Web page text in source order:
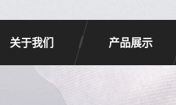
关于我们 产品展示